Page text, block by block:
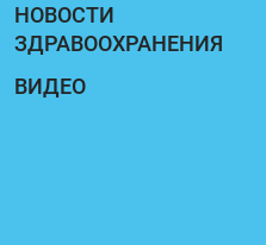
НОВОСТИ
ЗДРАВООХРАНЕНИЯ
ВИДЕО